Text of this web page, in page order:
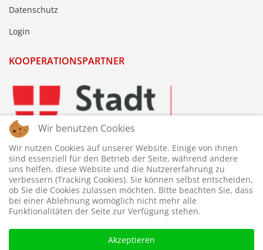
Datenschutz
Login
KOOPERATIONSPARTNER
Wir benutzen Cookies
Wir nutzen Cookies auf unserer Website. Einige von ihnen
sind essenziell für den Betrieb der Seite, während andere
uns helfen, diese Website und die Nutzererfahrung zu
verbessern (Tracking Cookies). Sie können selbst entscheiden,
ob Sie die Cookies zulassen möchten. Bitte beachten Sie, dass
bei einer Ablehnung womöglich nicht mehr alle
Funktionalitäten der Seite zur Verfügung stehen.
Akzeptieren